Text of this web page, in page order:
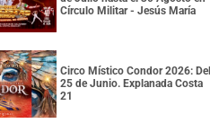
Círculo Militar - Jesús María
Circo Místico Condor 2026: Del
25 de Junio. Explanada Costa
21